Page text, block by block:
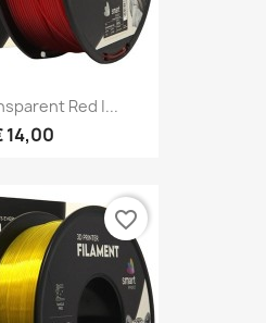
Red |...
14,00
favorite_border